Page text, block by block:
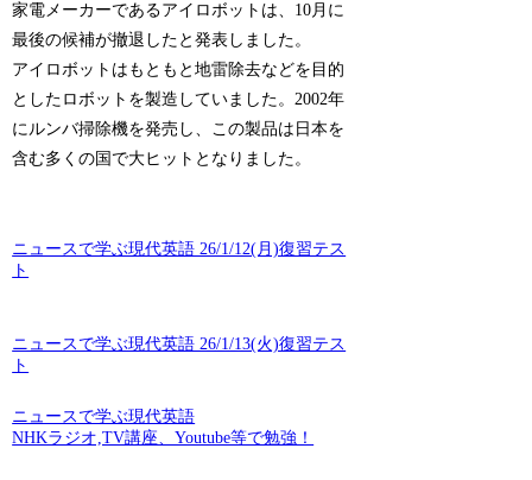
家電メーカーであるアイロボットは、10月に
最後の候補が撤退したと発表しました。
アイロボットはもともと地雷除去などを目的
としたロボットを製造していました。2002年
にルンバ掃除機を発売し、この製品は日本を
含む多くの国で大ヒットとなりました。
ニュースで学ぶ現代英語 26/1/12(月)復習テス
ト
ニュースで学ぶ現代英語 26/1/13(火)復習テス
ト
ニュースで学ぶ現代英語
NHKラジオ,TV講座、Youtube等で勉強！